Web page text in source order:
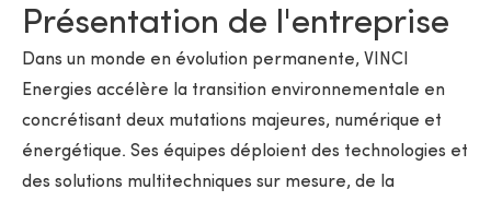
Présentation de l'entreprise
Dans un monde en évolution permanente, VINCI
Energies accélère la transition environnementale en
concrétisant deux mutations majeures, numérique et
énergétique. Ses équipes déploient des technologies et
des solutions multitechniques sur mesure, de la